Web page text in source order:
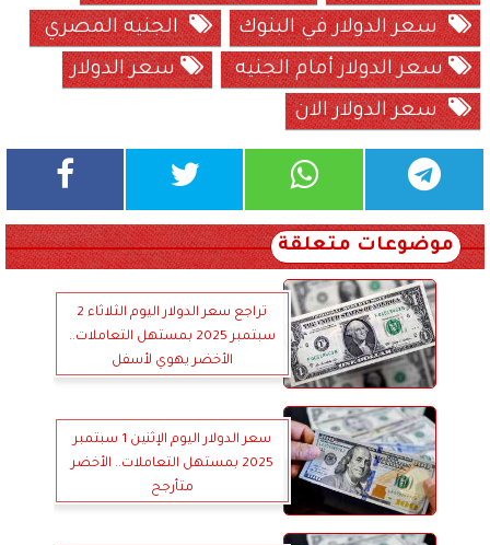
سعر الدولار في البنوك
الجنيه المصري
سعر الدولار أمام الجنيه
سعر الدولار
سعر الدولار الان
موضوعات متعلقة
تراجع سعر الدولار اليوم الثلاثاء 2
سبتمبر 2025 بمستهل التعاملات..
الأخضر يهوي لأسفل
سعر الدولار اليوم الإثنين 1 سبتمبر
2025 بمستهل التعاملات.. الأخضر
متأرجح